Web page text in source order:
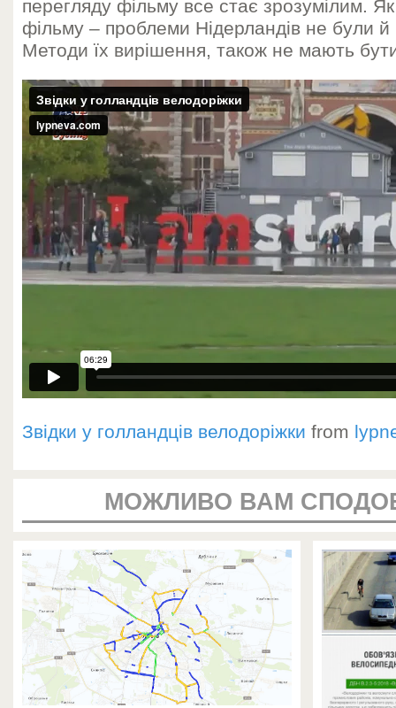
перегляду фільму все стає зрозумілим. Як
фільму – проблеми Нідерландів не були й
Методи їх вирішення, також не мають
Звідки у голландців велодоріжки from
МОЖЛИВО ВАМ